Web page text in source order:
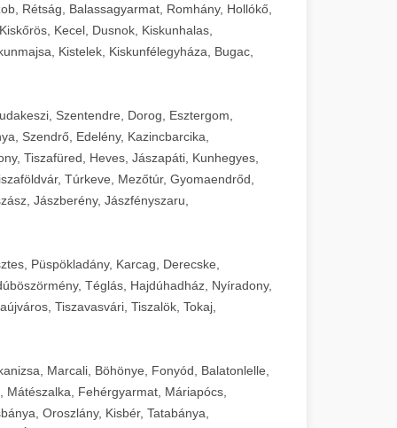
Rétság, Balassagyarmat, Romhány, Hollókő,
Kecel, Dusnok, Kiskunhalas,
Kistelek, Kiskunfélegyháza, Bugac,
Szentendre, Dorog, Esztergom,
Szendrő, Edelény, Kazincbarcika,
Tiszafüred, Heves, Jászapáti, Kunhegyes,
Túrkeve, Mezőtúr, Gyomaendrőd,
Jászberény, Jászfényszaru,
Püspökladány, Karcag, Derecske,
Téglás, Hajdúhadház, Nyíradony,
Tiszavasvári, Tiszalök, Tokaj,
Marcali, Böhönye, Fonyód, Balatonlelle,
Fehérgyarmat, Máriapócs,
Oroszlány, Kisbér, Tatabánya,